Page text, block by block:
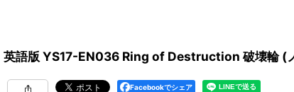
英語版 YS17-EN036 Ring of Destruction 破壊輪 (
Facebookでシェア